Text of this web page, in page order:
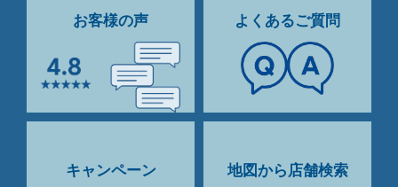
お客様の声 よくあるご質問
キャンペーン 地図から店舗検索